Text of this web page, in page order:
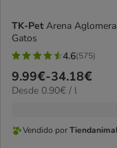
TK-PetArena
Gatos
4.6
estrellas
con
opiniones
4.6(575)
Precio
de
a
9.99€-34.18€
0.90€
Desde 0.90€ / l
Vendido
Vendido por